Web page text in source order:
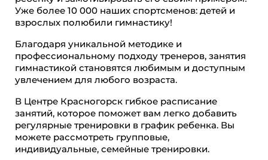
Уже более 10 000 наших спортсменов: детей и
взрослых полюбили гимнастику!
Благодаря уникальной методике и
профессиональному подходу тренеров, занятия
гимнастикой становятся любимым и доступным
увлечением для любого возраста.
В Центре Красногорск гибкое расписание
занятий, которое поможет вам легко добавить
регулярные тренировки в график ребенка. Вы
можете рассмотреть групповые,
индивидуальные, семейные тренировки.